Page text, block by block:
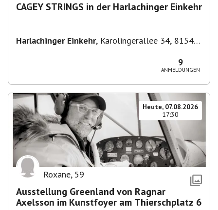
CAGEY STRINGS in der Harlachinger Einkehr
Harlachinger Einkehr, Karolingerallee 34, 81545
9
ANMELDUNGEN
Heute, 07.08.2026
17:30
Roxane, 59
Ausstellung Greenland von Ragnar
Axelsson im Kunstfoyer am Thierschplatz 6